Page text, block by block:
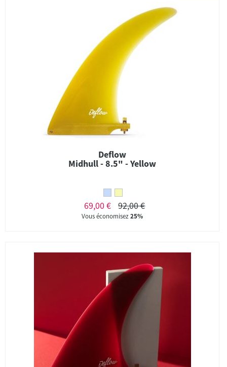
Deflow
Midhull - 8.5" - Yellow
69,00 € 92,00 €
Vous économisez25%